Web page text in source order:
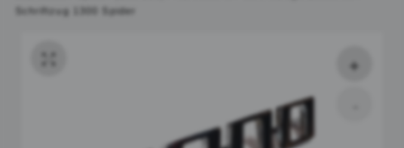
Schriftzug 1300 Spider